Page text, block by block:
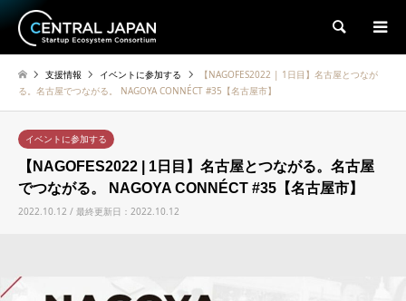
検索
支援情報 イベントに参加する
【NAGOFES2022 | 1日目】名古屋とつなが
る。名古屋でつながる。 NAGOYA CONNÉCT #35【名古屋市】
イベントに参加する
【NAGOFES2022 | 1日目】名古屋とつながる。名古屋
でつながる。 NAGOYA CONNÉCT #35【名古屋市】
2022.10.12 / 最終更新日：2022.10.12